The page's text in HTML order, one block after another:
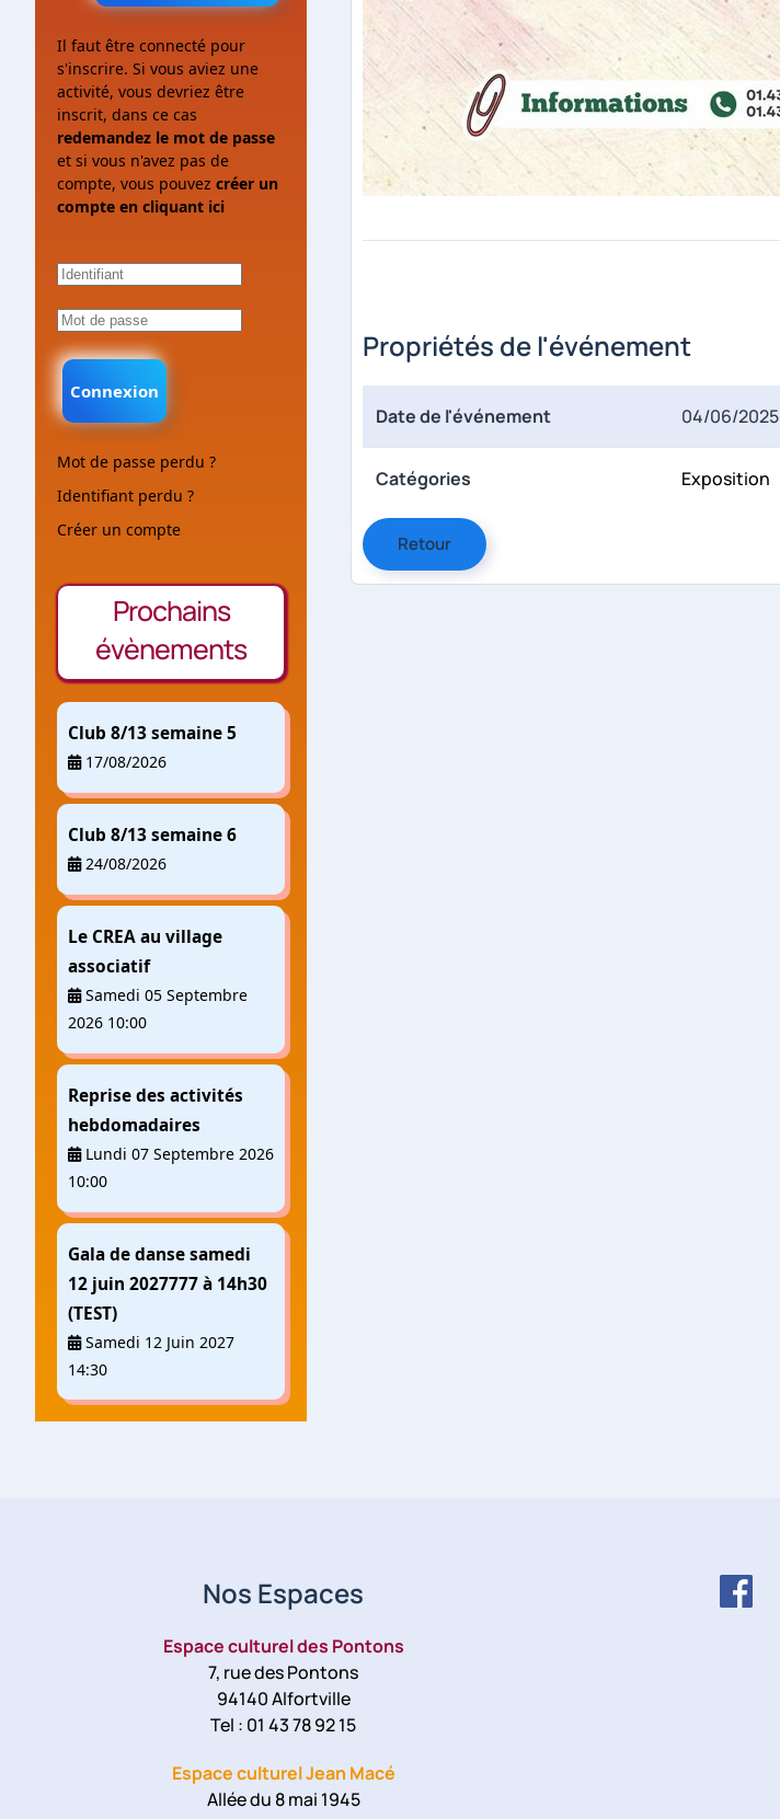
Propriétés de l'événement
Date de l'événement 04/06/2025
Catégories Exposition
Retour
Il faut être connecté pour
s'inscrire. Si vous aviez une
activité, vous devriez être
inscrit, dans ce cas
redemandez le mot de passe
et si vous n'avez pas de
compte, vous pouvez créer un
compte en cliquant ici
Connexion
Mot de passe perdu ?
Identifiant perdu ?
Créer un compte
Prochains
évènements
Club 8/13 semaine 5
17/08/2026
Club 8/13 semaine 6
24/08/2026
Le CREA au village
associatif
Samedi 05 Septembre
2026 10:00
Reprise des activités
hebdomadaires
Lundi 07 Septembre 2026
10:00
Gala de danse samedi
12 juin 2027777 à 14h30
(TEST)
Samedi 12 Juin 2027
14:30
Nos Espaces
Espace culturel des Pontons
7, rue des Pontons
94140 Alfortville
Tel : 01 43 78 92 15
Espace culturel Jean Macé
Allée du 8 mai 1945